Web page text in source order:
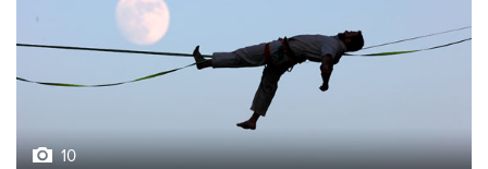
Лучшие фото недели